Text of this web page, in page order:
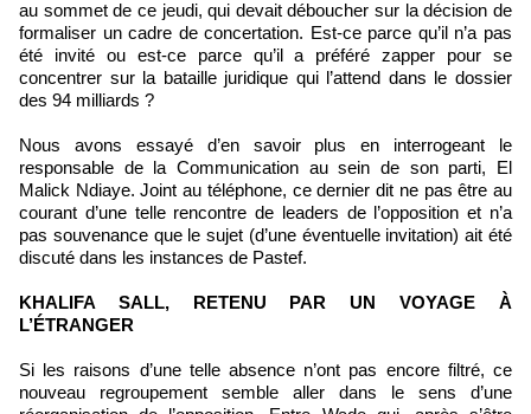
au sommet de ce jeudi, qui devait déboucher sur la décision de
formaliser un cadre de concertation. Est-ce parce qu’il n’a pas
été invité ou est-ce parce qu’il a préféré zapper pour se
concentrer sur la bataille juridique qui l’attend dans le dossier
des 94 milliards ?
Nous avons essayé d’en savoir plus en interrogeant le
responsable de la Communication au sein de son parti, El
Malick Ndiaye. Joint au téléphone, ce dernier dit ne pas être au
courant d’une telle rencontre de leaders de l’opposition et n’a
pas souvenance que le sujet (d’une éventuelle invitation) ait été
discuté dans les instances de Pastef.
KHALIFA SALL, RETENU PAR UN VOYAGE À
L’ÉTRANGER
Si les raisons d’une telle absence n’ont pas encore filtré, ce
nouveau regroupement semble aller dans le sens d’une